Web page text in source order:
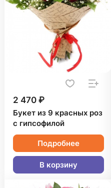
2 470 ₽
Букет из 9 красных роз
с гипсофилой
Подробнее
В корзину